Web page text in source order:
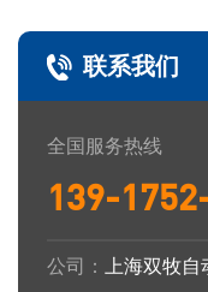
联系我们
全国服务热线
139-
公司： 上海双牧